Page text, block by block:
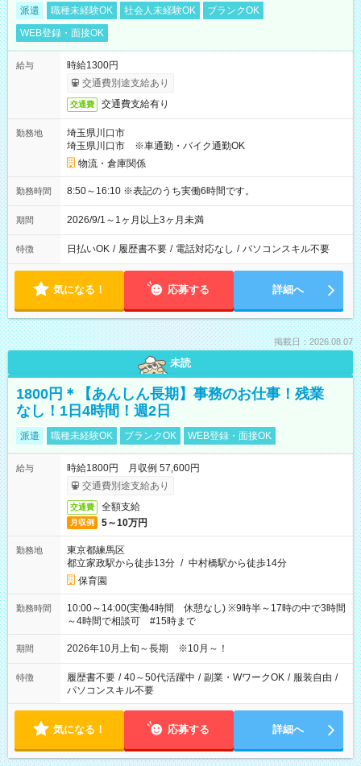
派遣 職種未経験OK 社会人未経験OK
ブランクOK
WEB登録・面接OK
給与
時給1300円
交通費別途支給あり
交通費 交通費支給有り
勤務地
埼玉県川口市
埼玉県川口市 ※車通勤・バイク通勤OK
物流・倉庫関係
勤務時間 8:50～16:10 ※表記のうち実働6時間です。
期間 2026/9/1～1ヶ月以上3ヶ月未満
特徴 日払いOK / 履歴書不要 / 電話対応なし / パソコンスキル不要
気になる！ 応募する 詳細へ
掲載日：2026.08.07
未読
1800円＊【あんしん長期】事務のお仕事！残業
なし！1日4時間！週2日
派遣 職種未経験OK ブランクOK WEB登録・面接OK
給与
時給1800円 月収例 57,600円
交通費別途支給あり
交通費 全額支給
月収例 5～10万円
勤務地
東京都練馬区
都立家政駅から徒歩13分 / 中村橋駅から徒歩14分
保育園
勤務時間
10:00～14:00(実働4時間 休憩なし) ※9時半～17時の中で3時間
～4時間で相談可 #15時まで
期間 2026年10月上旬～長期 ※10月～！
特徴 履歴書不要 / 40～50代活躍中 / 副業・WワークOK / 服装自由 /
パソコンスキル不要
気になる！ 応募する 詳細へ